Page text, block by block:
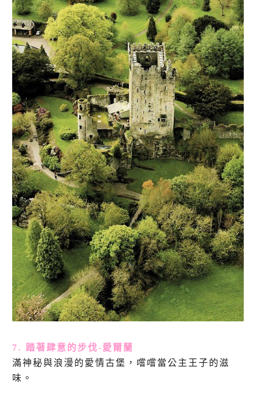
7. 踏著肆意的步伐-愛爾蘭
滿神秘與浪漫的愛情古堡，嚐嚐當公主王子的滋
味。